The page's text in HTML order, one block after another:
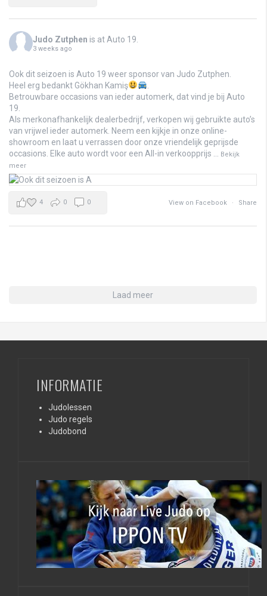
Judo Zutphen is at Auto 19.
3 weeks ago
Ook dit seizoen is Auto 19 weer sponsor van Judo Zutphen.
Heel erg bedankt Gökhan Kamiş
Betrouwbare occasions van ieder automerk, dat vind je bij Auto
19.
Als merkonafhankelijk dealerbedrijf, verkopen wij gebruikte auto’s
van vrijwel ieder automerk. Neem een kijkje in onze online-
showroom en laat u verrassen door onze vriendelijk geprijsde
occasions. Elke auto wordt voor een All-in verkoopprijs
Bekijk
meer
View on Facebook · Share
4 0 0
Laad meer
INFORMATIE
Judolessen
Judo regels
Judobond